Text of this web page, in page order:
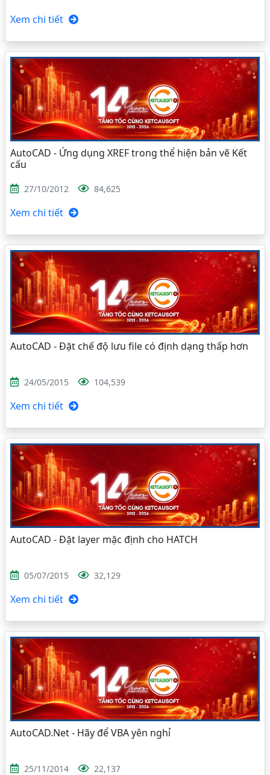
Xem chi tiết
AutoCAD - Ứng dụng XREF trong thể hiện bản vẽ Kết
cấu
27/10/2012 84,625
Xem chi tiết
AutoCAD - Đặt chế độ lưu file có định dạng thấp hơn
24/05/2015 104,539
Xem chi tiết
AutoCAD - Đặt layer mặc định cho HATCH
05/07/2015 32,129
Xem chi tiết
AutoCAD.Net - Hãy để VBA yên nghỉ
25/11/2014 22,137